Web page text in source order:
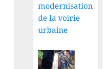
modernisation
de la voirie
urbaine